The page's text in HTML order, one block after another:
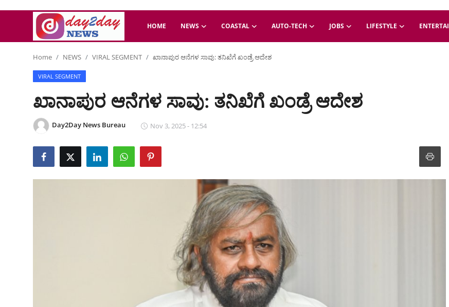
HOME NEWS COASTAL AUTO-TECH JOBS LIFESTYLE
COASTAL
Home NEWS VIRAL SEGMENT ಖಾನಾಪುರ ಆನೆಗಳ ಸಾವು: ತನಿಖೆಗೆ ಖಂಡ್ರೆ ಆದೇಶ
VIRAL SEGMENT
ಖಾನಾಪುರ ಆನೆಗಳ ಸಾವು: ತನಿಖೆಗೆ ಖಂಡ್ರೆ ಆದೇಶ
Day2Day News Bureau Nov 3, 2025 - 12:54